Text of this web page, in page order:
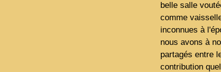
belle salle
comme
inconnues à
nous avons à
partagés entre
contribution